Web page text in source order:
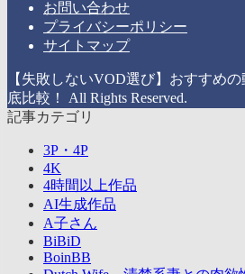
お問い合わせ
プライバシーポリシー
サイトマップ
【失敗しないVOD選び】おすすめ
底比較！ All Rights Reserved.
記事カテゴリ
3P・4P
4K
4時間以上作品
AI生成作品
A子さん
BiBiD
BoinBB